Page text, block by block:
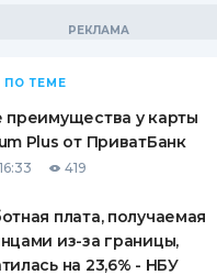
ВИНЬЕТКА
СОТРУДНИКОВ
ОТ
СЛУЧАЕВ
ВОПРОСЫ И ОТВЕТЫ
ПУТЕВОДИТЕЛИ ПО
ПО ТЕМЕ
преимущества у карты
Plus от ПриватБанк
419
плата, получаемая
из-за границы,
на 23,6% - НБУ